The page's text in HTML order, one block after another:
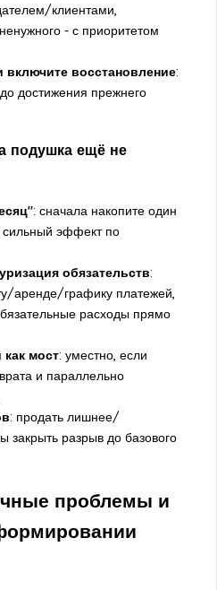
клиентами,
- с приоритетом
включите восстановление:
достижения прежнего
подушка ещё не
: сначала накопите один
эффект по
обязательств:
аренде/графику платежей,
расходы прямо
мост: уместно, если
и параллельно
: продать лишнее/
закрыть разрыв до базового
проблемы и